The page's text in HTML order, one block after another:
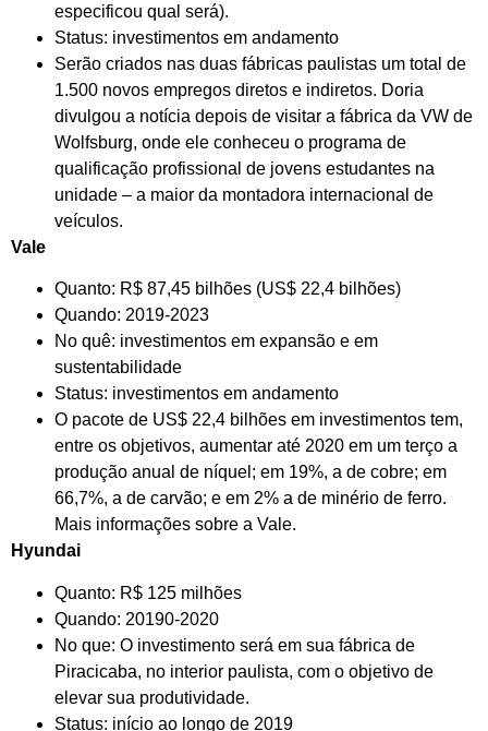
especificou qual será).
Status: investimentos em andamento
Serão criados nas duas fábricas paulistas um total de
1.500 novos empregos diretos e indiretos. Doria
divulgou a notícia depois de visitar a fábrica da VW de
Wolfsburg, onde ele conheceu o programa de
qualificação profissional de jovens estudantes na
unidade – a maior da montadora internacional de
veículos.
Vale
Quanto: R$ 87,45 bilhões (US$ 22,4 bilhões)
Quando: 2019-2023
No quê: investimentos em expansão e em
sustentabilidade
Status: investimentos em andamento
O pacote de US$ 22,4 bilhões em investimentos tem,
entre os objetivos, aumentar até 2020 em um terço a
produção anual de níquel; em 19%, a de cobre; em
66,7%, a de carvão; e em 2% a de minério de ferro.
Mais informações sobre a Vale.
Hyundai
Quanto: R$ 125 milhões
Quando: 20190-2020
No que: O investimento será em sua fábrica de
Piracicaba, no interior paulista, com o objetivo de
elevar sua produtividade.
Status: início ao longo de 2019